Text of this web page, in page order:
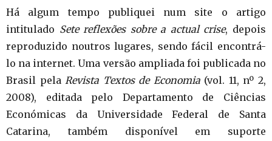
Há algum tempo publiquei num site o artigo
intitulado Sete reflexões sobre a actual crise, depois
reproduzido noutros lugares, sendo fácil encontrá-
lo na internet. Uma versão ampliada foi publicada no
Brasil pela Revista Textos de Economia(vol. 11, nº 2,
2008), editada pelo Departamento de Ciências
Económicas da Universidade Federal de Santa
Catarina, também disponível em suporte